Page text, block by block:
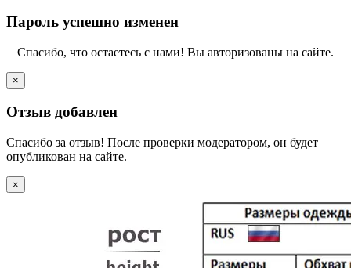
Пароль успешно изменен
Спасибо, что остаетесь с нами! Вы авторизованы на сайте.
×
Отзыв добавлен
Спасибо за отзыв! После проверки модератором, он будет
опубликован на сайте.
×